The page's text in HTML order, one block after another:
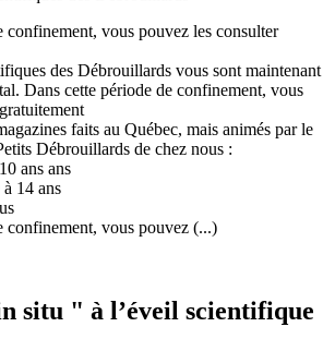
confinement, vous pouvez les consulter
des Débrouillards vous sont maintenant
Dans cette période de confinement, vous
faits au Québec, mais animés par le
Débrouillards de chez nous :
ans ans
14 ans
confinement, vous pouvez (...)
situ " à l’éveil scientifique